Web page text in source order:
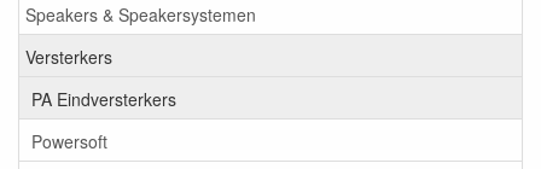
Speakers & Speakersystemen
Versterkers
PA Eindversterkers
Powersoft